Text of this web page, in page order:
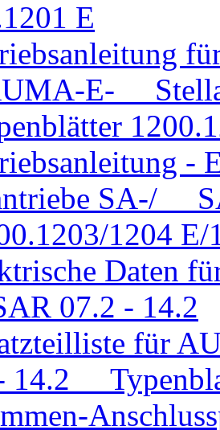
E
E-
SA-/
1204 E/
Daten
07.2 - 14.2
für
14.2